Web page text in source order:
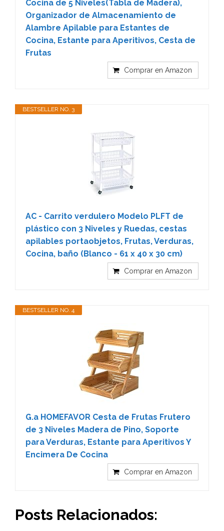
Cocina de 5 Niveles(Tabla de Madera),
Organizador de Almacenamiento de
Alambre Apilable para Estantes de
Cocina, Estante para Aperitivos, Cesta de
Frutas
Comprar en Amazon
BESTSELLER NO. 3
AC - Carrito verdulero Modelo PLFT de
plástico con 3 Niveles y Ruedas, cestas
apilables portaobjetos, Frutas, Verduras,
Cocina, baño (Blanco - 61 x 40 x 30 cm)
Comprar en Amazon
BESTSELLER NO. 4
G.a HOMEFAVOR Cesta de Frutas Frutero
de 3 Niveles Madera de Pino, Soporte
para Verduras, Estante para Aperitivos Y
Encimera De Cocina
Comprar en Amazon
Posts Relacionados: